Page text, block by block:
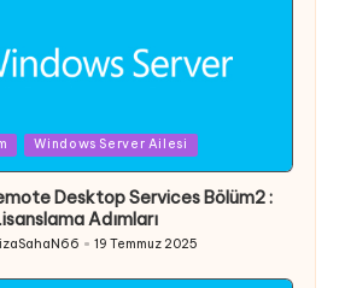
Windows Server Ailesi
Desktop Services Bölüm2 :
Adımları
19 Temmuz 2025